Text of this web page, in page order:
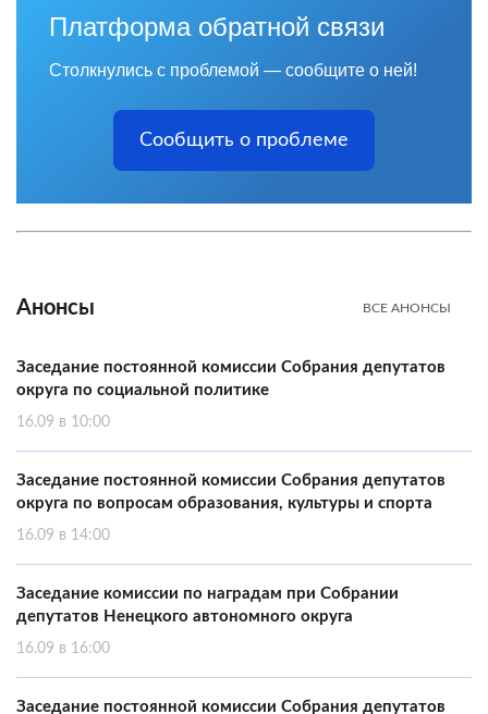
Платформа обратной связи
Столкнулись с проблемой — сообщите о ней!
Сообщить о проблеме
Анонсы ВСЕ АНОНСЫ
Заседание постоянной комиссии Собрания депутатов
округа по социальной политике
16.09 в 10:00
Заседание постоянной комиссии Собрания депутатов
округа по вопросам образования, культуры и спорта
16.09 в 14:00
Заседание комиссии по наградам при Собрании
депутатов Ненецкого автономного округа
16.09 в 16:00
Заседание постоянной комиссии Собрания депутатов